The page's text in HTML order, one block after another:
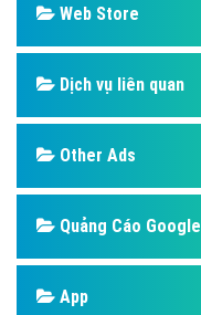
Web Store
Dịch vụ liên quan
Other Ads
Quảng Cáo Google
App